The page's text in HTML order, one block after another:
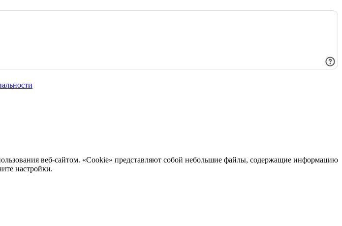
веб-сайтом. «Cookie» представляют собой небольшие файлы, содержащие информацию
настройки.